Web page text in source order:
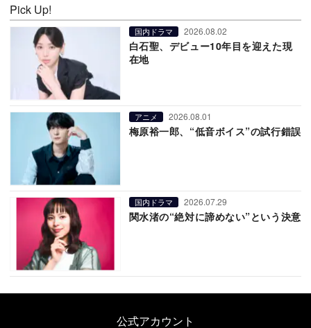
Pick Up!
国内ドラマ 2026.08.02
白石聖、デビュー10年目を迎えた現
在地
アニメ 2026.08.01
梅原裕一郎、“低音ボイス”の試行錯誤
国内ドラマ 2026.07.29
関水渚の“絶対に諦めない”という決意
公式アカウント